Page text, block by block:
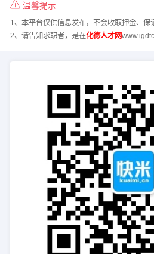
温馨提示
1、本平台仅供信息发布，不会收取押金、保
2、请告知求职者，是在化德人才网